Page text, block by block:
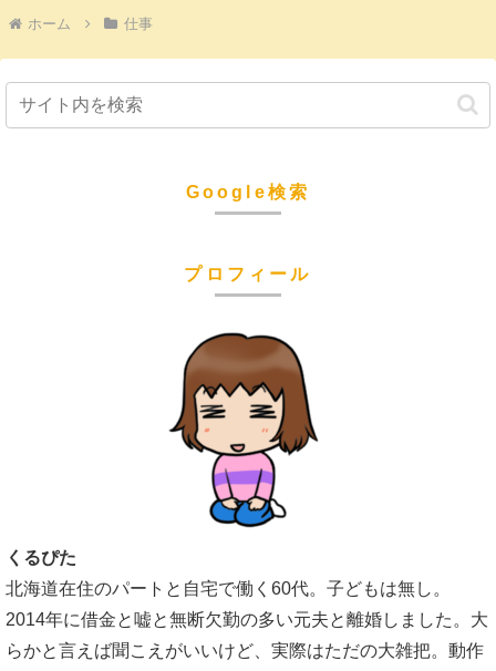
ホーム 仕事
Google検索
プロフィール
くるぴた
北海道在住のパートと自宅で働く60代。子どもは無し。
2014年に借金と嘘と無断欠勤の多い元夫と離婚しました。大
らかと言えば聞こえがいいけど、実際はただの大雑把。動作